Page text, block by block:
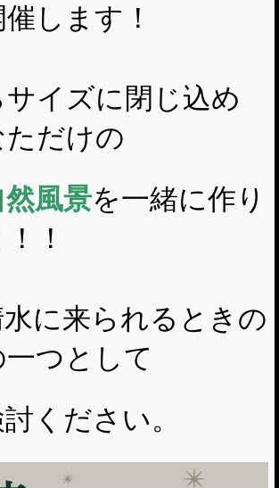
します！
イズに閉じ込め
だけの
風景を一緒に作り
！
に来られるときの
つとして
ください。